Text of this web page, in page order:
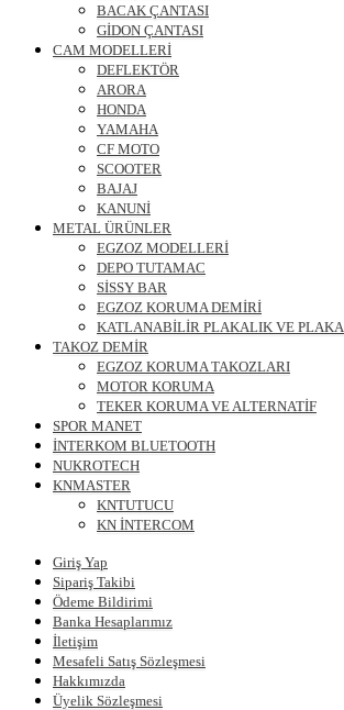
BACAK ÇANTASI
GİDON ÇANTASI
CAM MODELLERİ
DEFLEKTÖR
ARORA
HONDA
YAMAHA
CF MOTO
SCOOTER
BAJAJ
KANUNİ
METAL ÜRÜNLER
EGZOZ MODELLERİ
DEPO TUTAMAC
SİSSY BAR
EGZOZ KORUMA DEMİRİ
KATLANABİLİR PLAKALIK VE PLAKA
TAKOZ DEMİR
EGZOZ KORUMA TAKOZLARI
MOTOR KORUMA
TEKER KORUMA VE ALTERNATİF
SPOR MANET
İNTERKOM BLUETOOTH
NUKROTECH
KNMASTER
KNTUTUCU
KN İNTERCOM
Giriş Yap
Sipariş Takibi
Ödeme Bildirimi
Banka Hesaplarımız
İletişim
Mesafeli Satış Sözleşmesi
Hakkımızda
Üyelik Sözleşmesi